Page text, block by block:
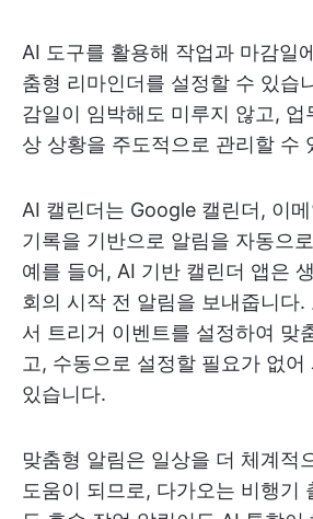
AI 도구를 활용해 작업과 마감일
춤형 리마인더를 설정할 수 있습
감일이 임박해도 미루지 않고, 업
상 상황을 주도적으로 관리할 수
AI 캘린더는 Google 캘린더, 이
기록을 기반으로 알림을 자동으
예를 들어, AI 기반 캘린더 앱은
회의 시작 전 알림을 보내줍니다.
서 트리거 이벤트를 설정하여 맞
고, 수동으로 설정할 필요가 없어
있습니다.
맞춤형 알림은 일상을 더 체계적
도움이 되므로, 다가오는 비행기